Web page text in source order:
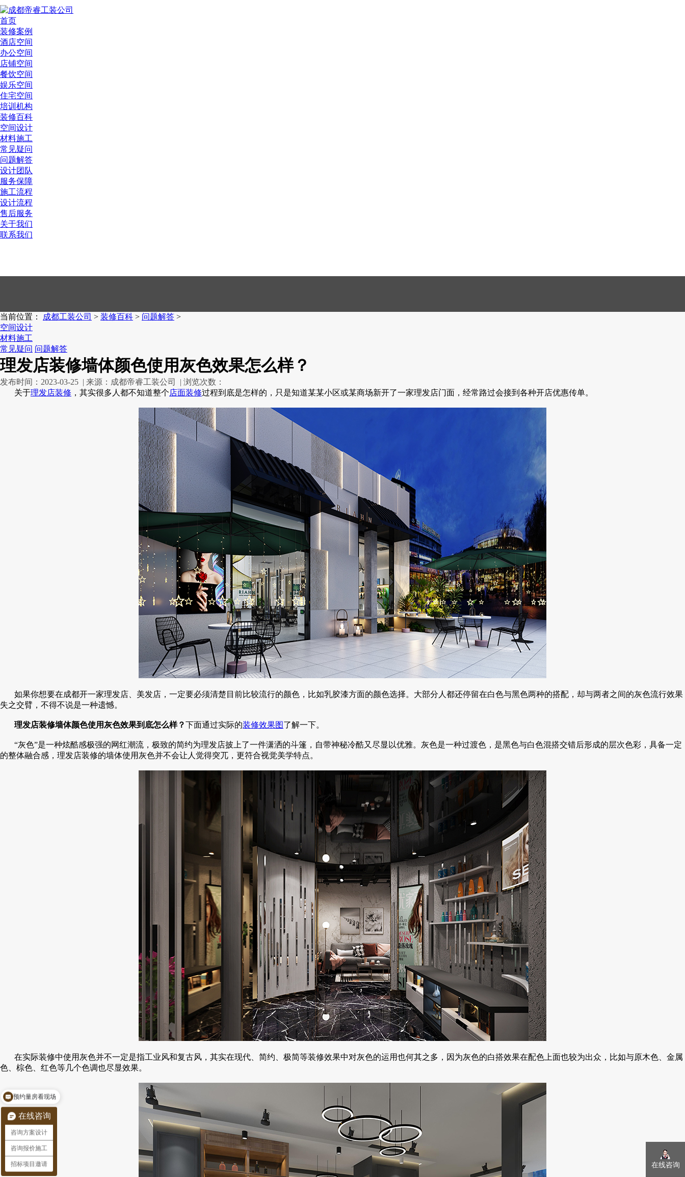
首页
装修案例
酒店空间
办公空间
店铺空间
餐饮空间
娱乐空间
住宅空间
培训机构
装修百科
空间设计
材料施工
常见疑问
问题解答
设计团队
服务保障
施工流程
设计流程
售后服务
关于我们
联系我们
当前位置： 成都工装公司 > 装修百科 > 问题解答 >
空间设计
材料施工
常见疑问 问题解答
理发店装修墙体颜色使用灰色效果怎么样？
发布时间：2023-03-25 | 来源：成都帝睿工装公司 | 浏览次数：
关于理发店装修 ，其实很多人都不知道整个店面装修过程到底是怎样的，只是知道某某小区或某商场新开了一家理发店门面，经常路过会接到各种开店优惠传单。
如果你想要在成都开一家理发店、美发店，一定要必须清楚目前比较流行的颜色，比如乳胶漆方面的颜色选择。大部分人都还停留在白色与黑色两种的搭配，却与两者之间的灰色流行效果
失之交臂，不得不说是一种遗憾。
理发店装修墙体颜色使用灰色效果到底怎么样？下面通过实际的装修效果图 了解一下。
“灰色”是一种炫酷感极强的网红潮流，极致的简约为理发店披上了一件潇洒的斗篷，自带神秘冷酷又尽显以优雅。灰色是一种过渡色，是黑色与白色混搭交错后形成的层次色彩，具备一定
的整体融合感，理发店装修的墙体使用灰色并不会让人觉得突兀，更符合视觉美学特点。
在实际装修中使用灰色并不一定是指工业风和复古风，其实在现代、简约、极简等装修效果中对灰色的运用也何其之多，因为灰色的白搭效果在配色上面也较为出众，比如与原木色、金属
色、棕色、红色等几个色调也尽显效果。
在线咨询
在线咨询
咨询方案设计
咨询报价施工
招标项目邀请
预约量房看现场